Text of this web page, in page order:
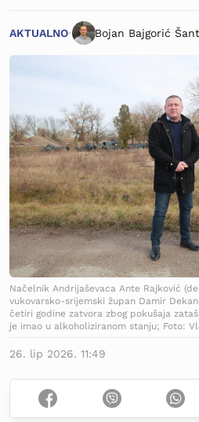
AKTUALNO Bojan Bajgorić
Načelnik Andrijaševaca Ante Rajković
vukovarsko-srijemski župan Damir
četiri godine zatvora zbog pokušaja
je imao u alkoholiziranom stanju; Foto:
26. lip 2026. 11:49